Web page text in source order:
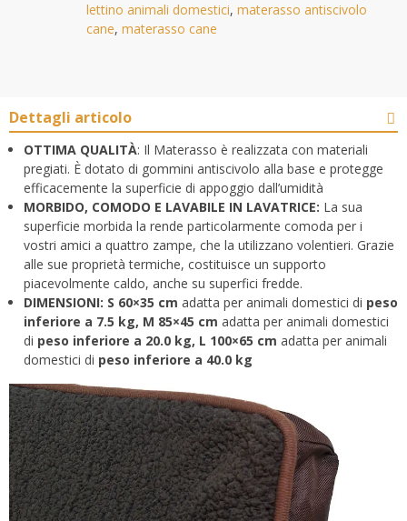
lettino animali domestici, materasso antiscivolo
cane, materasso cane
Dettagli articolo
OTTIMA QUALITÀ: Il Materasso è realizzata con materiali
pregiati. È dotato di gommini antiscivolo alla base e protegge
efficacemente la superficie di appoggio dall’umidità
MORBIDO, COMODO E LAVABILE IN LAVATRICE: La sua
superficie morbida la rende particolarmente comoda per i
vostri amici a quattro zampe, che la utilizzano volentieri. Grazie
alle sue proprietà termiche, costituisce un supporto
piacevolmente caldo, anche su superfici fredde.
DIMENSIONI: S 60×35 cm adatta per animali domestici di peso
inferiore a 7.5 kg, M 85×45 cm adatta per animali domestici
di peso inferiore a 20.0 kg, L 100×65 cm adatta per animali
domestici di peso inferiore a 40.0 kg